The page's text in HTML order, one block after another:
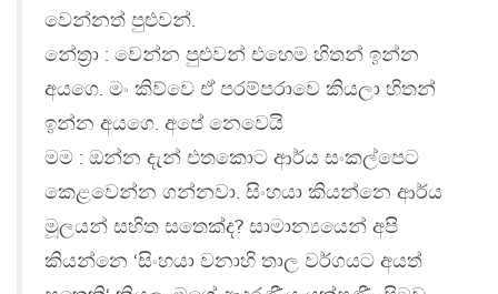
වෙන්නත් පුළුවන්.
නේත්‍රා : වෙන්න පුළුවන් එහෙම හිතන් ඉන්න
අයගෙ. මං කිව්වෙ ඒ පරම්පරාවෙ කියලා හිතන්
ඉන්න අයගෙ. අපේ නෙවෙයි
මම : ඔන්න දැන් එතකොට ආර්ය සංකල්පෙට
කෙළවෙන්න ගන්නවා. සිංහයා කියන්නෙ ආර්ය
මූලයන් සහිත සතෙක්ද? සාමාන්‍යයෙන් අපි
කියන්නෙ ‘සිංහයා වනාහි තාල වර්ගයට අයත්